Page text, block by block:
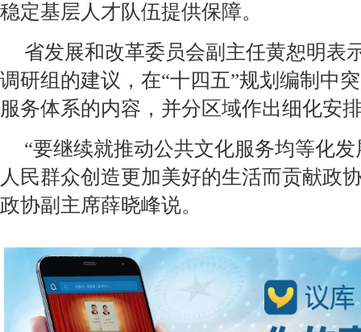
稳定基层人才队伍提供保障。
省发展和改革委员会副主任黄恕明表
调研组的建议，在“十四五”规划编制中
服务体系的内容，并分区域作出细化安
“要继续就推动公共文化服务均等化
人民群众创造更加美好的生活而贡献政
政协副主席薛晓峰说。